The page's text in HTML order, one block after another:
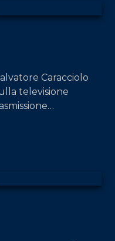
Caracciolo
televisione
Grippo.